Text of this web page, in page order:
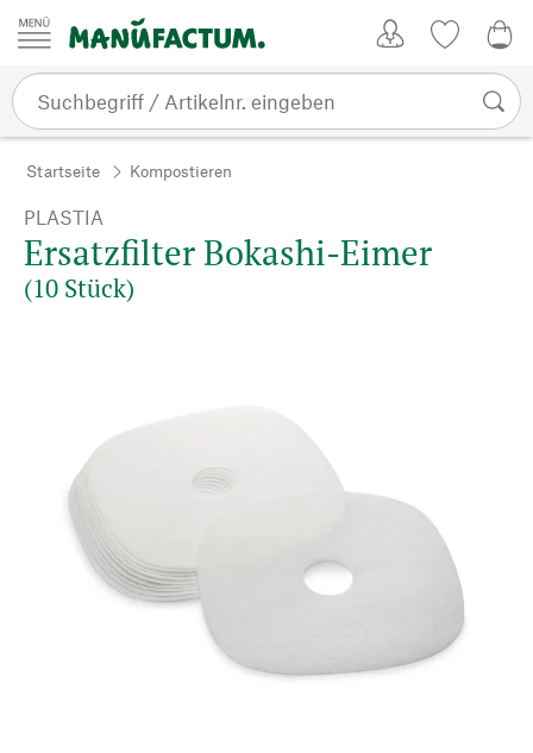
Zum Inhalt springen
Startseite Kompostieren
PLASTIA
Ersatzfilter Bokashi-Eimer
(10 Stück)